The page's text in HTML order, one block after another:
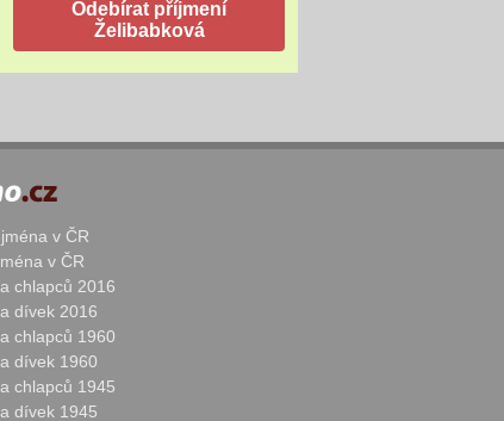
v ČR
v ČR
chlapců 2016
dívek 2016
chlapců 1960
dívek 1960
chlapců 1945
dívek 1945